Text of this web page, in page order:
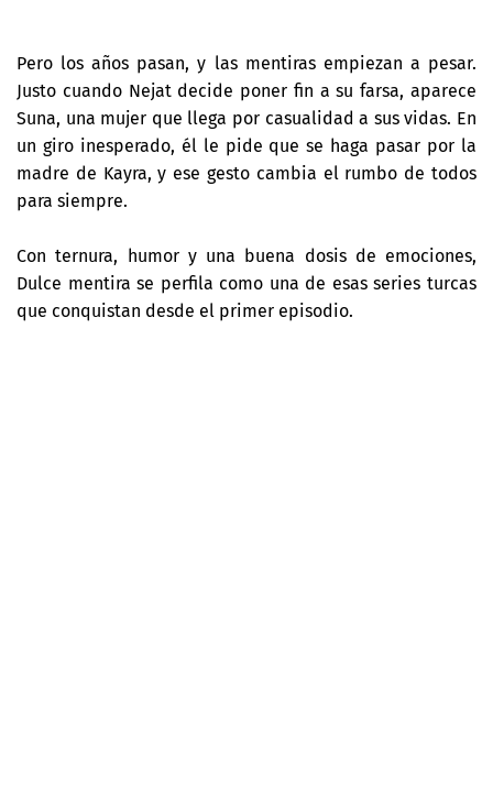
Pero los años pasan, y las mentiras empiezan a pesar.
Justo cuando Nejat decide poner fin a su farsa, aparece
Suna, una mujer que llega por casualidad a sus vidas. En
un giro inesperado, él le pide que se haga pasar por la
madre de Kayra, y ese gesto cambia el rumbo de todos
para siempre.
Con ternura, humor y una buena dosis de emociones,
Dulce mentira se perfila como una de esas series turcas
que conquistan desde el primer episodio.